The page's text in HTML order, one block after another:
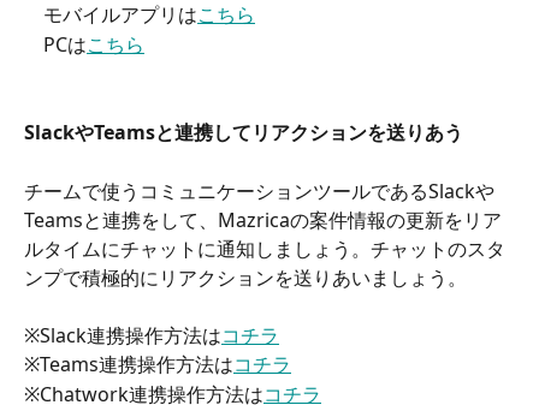
モバイルアプリはこちら
PCはこちら
SlackやTeamsと連携してリアクションを送りあう
チームで使うコミュニケーションツールであるSlackや
Teamsと連携をして、Mazricaの案件情報の更新をリア
ルタイムにチャットに通知しましょう。チャットのスタ
ンプで積極的にリアクションを送りあいましょう。
※Slack連携操作方法はコチラ
※Teams連携操作方法はコチラ
※Chatwork連携操作方法はコチラ